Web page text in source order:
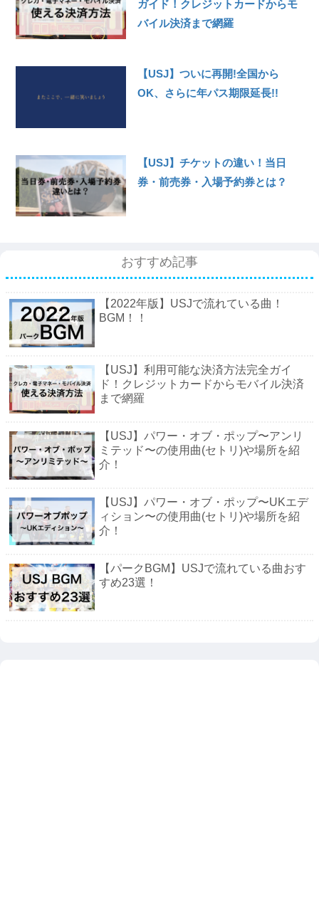
ガイド！クレジットカードからモ
バイル決済まで網羅
【USJ】ついに再開!全国から
OK、さらに年パス期限延長!!
【USJ】チケットの違い！当日
券・前売券・入場予約券とは？
おすすめ記事
【2022年版】USJで流れている曲！
BGM！！
【USJ】利用可能な決済方法完全ガイ
ド！クレジットカードからモバイル決済
まで網羅
【USJ】パワー・オブ・ポップ〜アンリ
ミテッド〜の使用曲(セトリ)や場所を紹
介！
【USJ】パワー・オブ・ポップ〜UKエデ
ィション〜の使用曲(セトリ)や場所を紹
介！
【パークBGM】USJで流れている曲おす
すめ23選！